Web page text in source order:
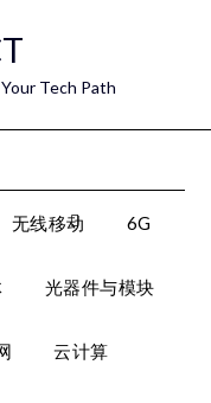
Tech Path
无线移动 6G
光器件与模块
云计算